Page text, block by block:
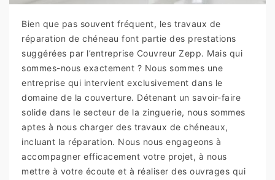
Bien que pas souvent fréquent, les travaux de
réparation de chéneau font partie des prestations
suggérées par l’entreprise Couvreur Zepp. Mais qui
sommes-nous exactement ? Nous sommes une
entreprise qui intervient exclusivement dans le
domaine de la couverture. Détenant un savoir-faire
solide dans le secteur de la zinguerie, nous sommes
aptes à nous charger des travaux de chéneaux,
incluant la réparation. Nous nous engageons à
accompagner efficacement votre projet, à nous
mettre à votre écoute et à réaliser des ouvrages qui